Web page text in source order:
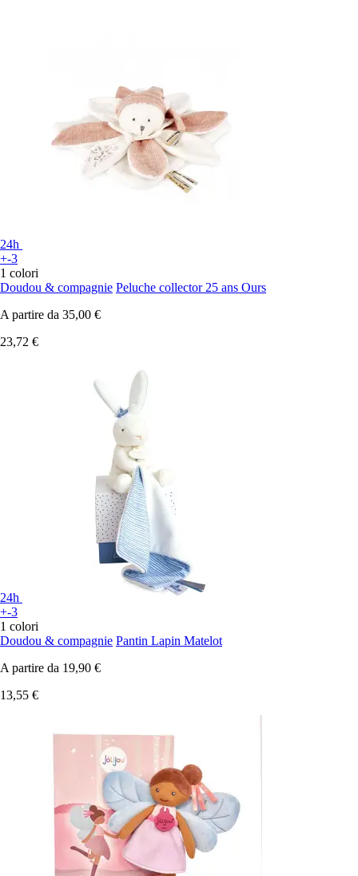
24h
+-3
1 colori
Doudou & compagnie Peluche collector 25 ans Ours
A partire da 35,00 €
23,72 €
24h
+-3
1 colori
Doudou & compagnie Pantin Lapin Matelot
A partire da 19,90 €
13,55 €